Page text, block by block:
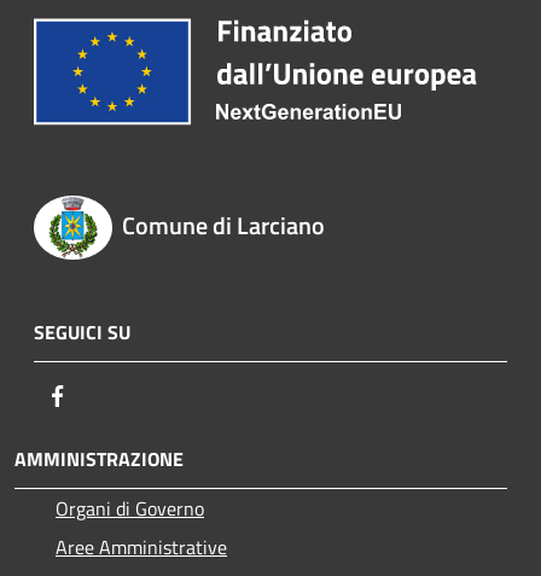
Comune di Larciano
SEGUICI SU
AMMINISTRAZIONE
Organi di Governo
Aree Amministrative